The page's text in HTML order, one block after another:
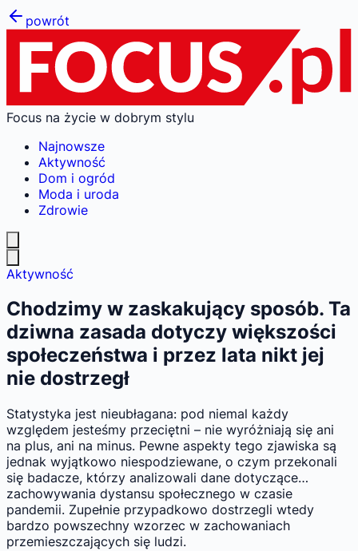
powrót
Focus na życie w dobrym stylu
Najnowsze
Aktywność
Dom i ogród
Moda i uroda
Zdrowie
Aktywność
Chodzimy w zaskakujący sposób. Ta
dziwna zasada dotyczy większości
społeczeństwa i przez lata nikt jej
nie dostrzegł
Statystyka jest nieubłagana: pod niemal każdy
względem jesteśmy przeciętni – nie wyróżniają się ani
na plus, ani na minus. Pewne aspekty tego zjawiska są
jednak wyjątkowo niespodziewane, o czym przekonali
się badacze, którzy analizowali dane dotyczące…
zachowywania dystansu społecznego w czasie
pandemii. Zupełnie przypadkowo dostrzegli wtedy
bardzo powszechny wzorzec w zachowaniach
przemieszczających się ludzi.